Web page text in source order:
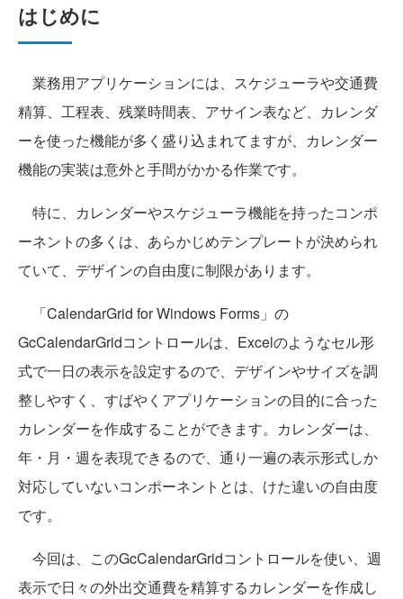
はじめに
業務用アプリケーションには、スケジューラや交通費
精算、工程表、残業時間表、アサイン表など、カレンダ
ーを使った機能が多く盛り込まれてますが、カレンダー
機能の実装は意外と手間がかかる作業です。
特に、カレンダーやスケジューラ機能を持ったコンポ
ーネントの多くは、あらかじめテンプレートが決められ
ていて、デザインの自由度に制限があります。
「CalendarGrid for Windows Forms」の
GcCalendarGridコントロールは、Excelのようなセル形
式で一日の表示を設定するので、デザインやサイズを調
整しやすく、すばやくアプリケーションの目的に合った
カレンダーを作成することができます。カレンダーは、
年・月・週を表現できるので、通り一遍の表示形式しか
対応していないコンポーネントとは、けた違いの自由度
です。
今回は、このGcCalendarGridコントロールを使い、週
表示で日々の外出交通費を精算するカレンダーを作成し